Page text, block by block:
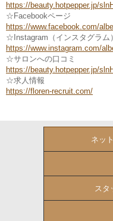
https://beauty.hotpepper.jp/
☆Facebookページ
https://www.facebook.com/
☆Instagram（インスタグラム）
https://www.instagram.com/
☆サロンへの口コミ
https://beauty.hotpepper.jp/
☆求人情報
https://floren-recruit.com/
ネッ
スタ